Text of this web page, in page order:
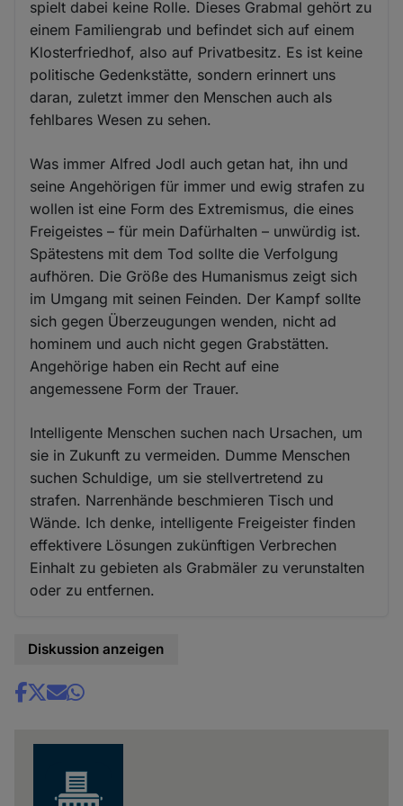
spielt dabei keine Rolle. Dieses Grabmal gehört zu
einem Familiengrab und befindet sich auf einem
Klosterfriedhof, also auf Privatbesitz. Es ist keine
politische Gedenkstätte, sondern erinnert uns
daran, zuletzt immer den Menschen auch als
fehlbares Wesen zu sehen.
Was immer Alfred Jodl auch getan hat, ihn und
seine Angehörigen für immer und ewig strafen zu
wollen ist eine Form des Extremismus, die eines
Freigeistes – für mein Dafürhalten – unwürdig ist.
Spätestens mit dem Tod sollte die Verfolgung
aufhören. Die Größe des Humanismus zeigt sich
im Umgang mit seinen Feinden. Der Kampf sollte
sich gegen Überzeugungen wenden, nicht ad
hominem und auch nicht gegen Grabstätten.
Angehörige haben ein Recht auf eine
angemessene Form der Trauer.
Intelligente Menschen suchen nach Ursachen, um
sie in Zukunft zu vermeiden. Dumme Menschen
suchen Schuldige, um sie stellvertretend zu
strafen. Narrenhände beschmieren Tisch und
Wände. Ich denke, intelligente Freigeister finden
effektivere Lösungen zukünftigen Verbrechen
Einhalt zu gebieten als Grabmäler zu verunstalten
oder zu entfernen.
Diskussion anzeigen
Share